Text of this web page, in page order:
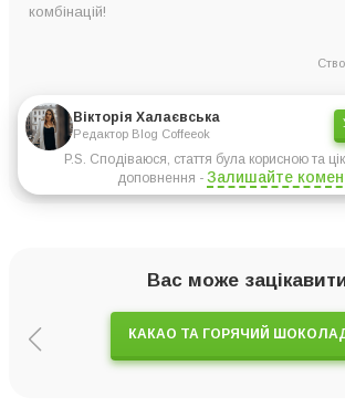
комбінацій!
Вікторія Халаєвська
Редактор Blog Coffeeok
P.S. Сподіваюся, стаття була корисною та
доповнення - Залишайте
Вас може
КАКАО ТА ГОРЯЧИЙ